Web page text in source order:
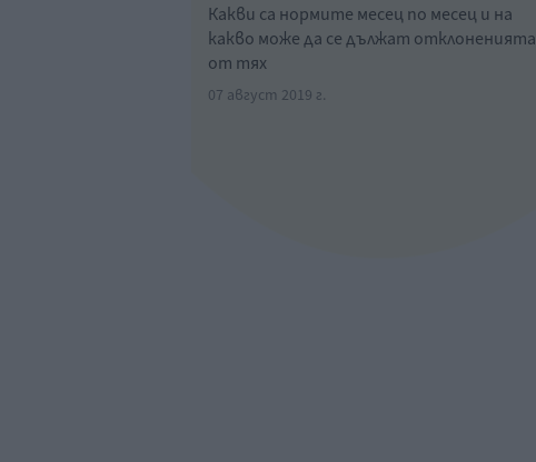
Какви са нормите месец по месец и на
какво може да се дължат отклоненията
от тях
07 август 2019 г.